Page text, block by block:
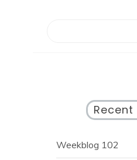
Recent
Weekblog 102